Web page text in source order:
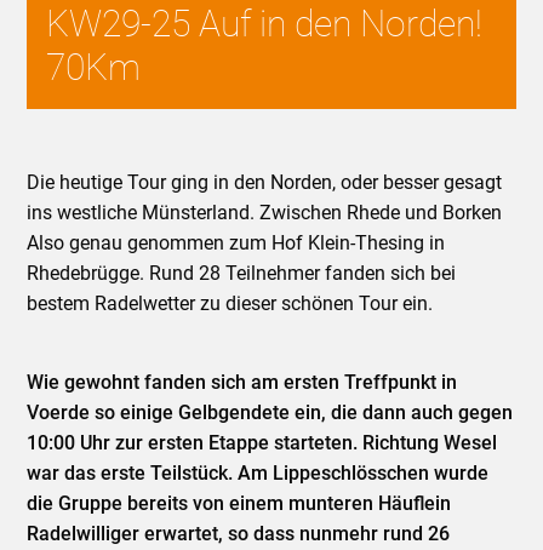
KW29-25 Auf in den Norden!
70Km
Die heutige Tour ging in den Norden, oder besser gesagt
ins westliche Münsterland. Zwischen Rhede und Borken
Also genau genommen zum Hof Klein-Thesing in
Rhedebrügge. Rund 28 Teilnehmer fanden sich bei
bestem Radelwetter zu dieser schönen Tour ein.
Wie gewohnt fanden sich am ersten Treffpunkt in
Voerde so einige Gelbgendete ein, die dann auch gegen
10:00 Uhr zur ersten Etappe starteten. Richtung Wesel
war das erste Teilstück. Am Lippeschlösschen wurde
die Gruppe bereits von einem munteren Häuflein
Radelwilliger erwartet, so dass nunmehr rund 26